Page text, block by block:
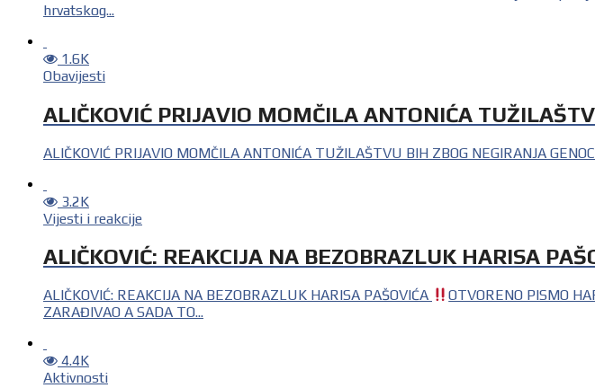
hrvatskog...
1.6K
Obavijesti
ALIČKOVIĆ PRIJAVIO MOMČILA ANTONIĆA
ALIČKOVIĆ PRIJAVIO MOMČILA ANTONIĆA TUŽILAŠTVU BIH ZBOG NEGIRANJA
3.2K
Vijesti i reakcije
ALIČKOVIĆ: REAKCIJA NA BEZOBRAZLUK HARISA
ALIČKOVIĆ: REAKCIJA NA BEZOBRAZLUK HARISA PAŠOVIĆA OTVORENO PISMO
ZARAĐIVAO A SADA TO...
4.4K
Aktivnosti